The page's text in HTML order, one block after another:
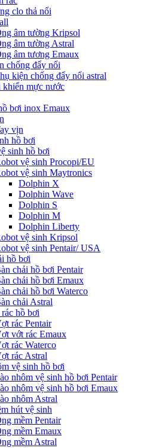
clo thả nổi
âm tường Kripsol
âm tường Astral
âm tương Emaux
chống đẩy nổi
kiện chống đẩy nổi astral
khiển mực nước
bơi inox Emaux
vịn
hồ bơi
sinh hồ bơi
vệ sinh Procopi/EU
vệ sinh Maytronics
Dolphin X
Dolphin Wave
Dolphin S
Dolphin M
Dolphin Liberty
vệ sinh Kripsol
vệ sinh Pentair/ USA
hồ bơi
chải hồ bơi Pentair
chải hồ bơi Emaux
chải hồ bơi Waterco
chải Astral
hồ bơi
rác Pentair
vớt rác Emaux
rác Waterco
rác Astral
vệ sinh hồ bơi
nhôm vệ sinh hồ bơi Pentair
nhôm vệ sinh hồ bơi Emaux
nhôm Astral
hút vệ sinh
mềm Pentair
mềm Emaux
mềm Astral